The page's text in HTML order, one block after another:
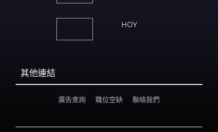
HOY
其他連結
廣告查詢 職位空缺 聯絡我們